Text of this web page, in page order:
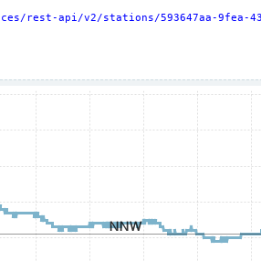
rest-api/v2/stations/593647aa-9fea-43ec-